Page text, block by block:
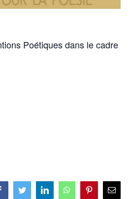
Poétiques dans le cadre
FacebookTwitterLinkedInWhatsAppPinterestEmail